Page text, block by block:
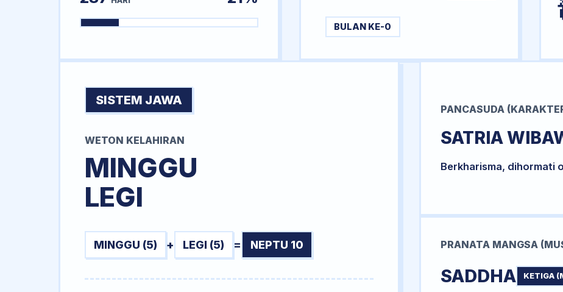
BULAN KE-0
SISTEM JAWA
WETON KELAHIRAN
MINGGU
LEGI
MINGGU (5) + LEGI (5) = NEPTU 10
PANCASUDA
SATRIA
Berkharisma, dihormati
PRANATA MANGSA
SADDHA KETIGA